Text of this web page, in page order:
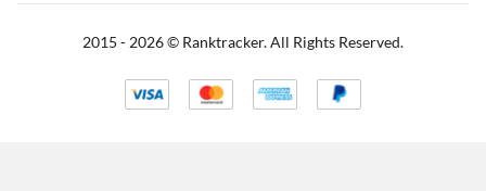
2015 - 2026© Ranktracker. All Rights Reserved.